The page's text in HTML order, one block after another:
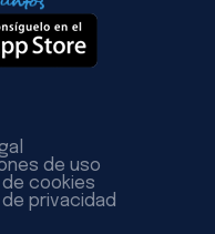
de uso
cookies
privacidad